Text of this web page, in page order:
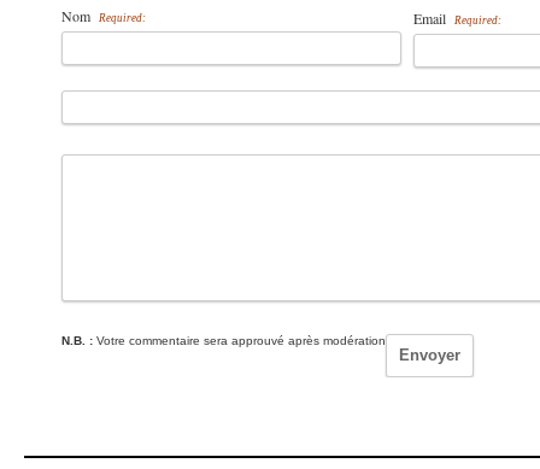
Nom Required: Email Required:
N.B. : Votre commentaire sera approuvé après modération